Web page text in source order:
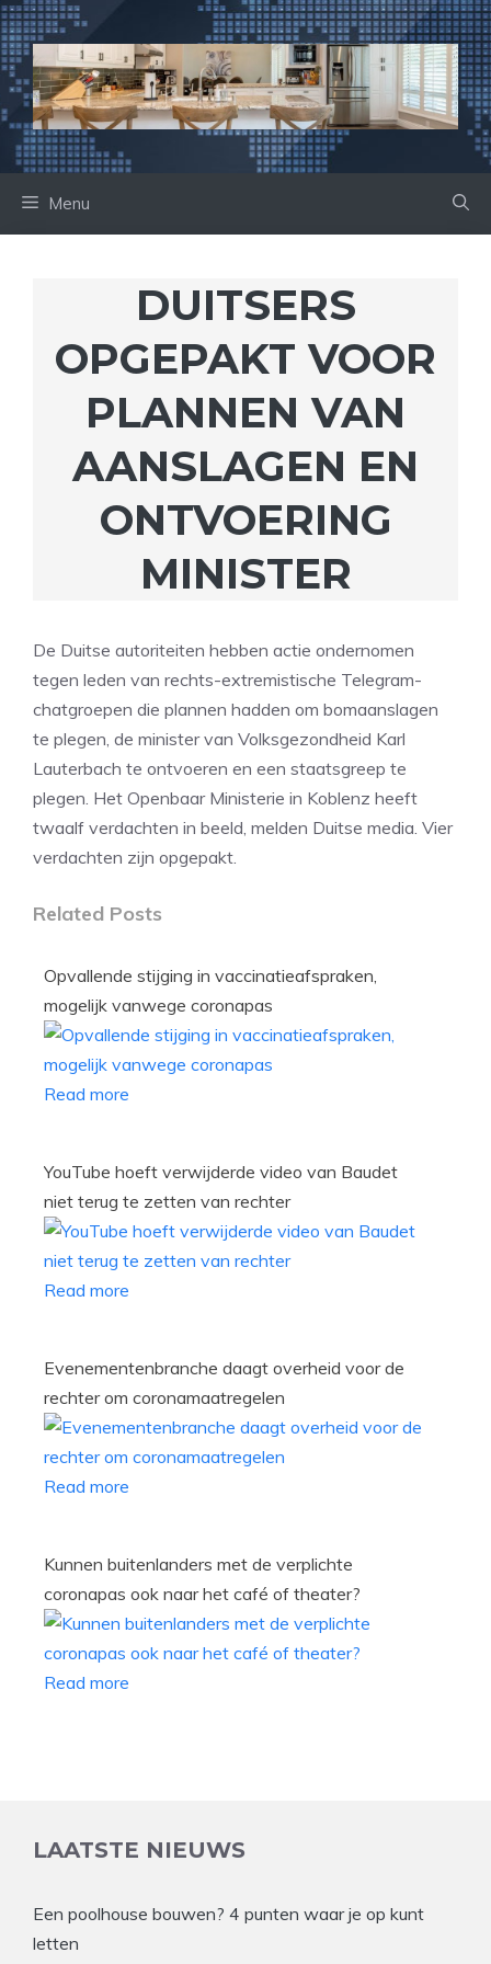
Ga
naar
de
inhoud
Menu
DUITSERS
OPGEPAKT VOOR
PLANNEN VAN
AANSLAGEN EN
ONTVOERING
MINISTER
De Duitse autoriteiten hebben actie ondernomen
tegen leden van rechts-extremistische Telegram-
chatgroepen die plannen hadden om bomaanslagen
te plegen, de minister van Volksgezondheid Karl
Lauterbach te ontvoeren en een staatsgreep te
plegen. Het Openbaar Ministerie in Koblenz heeft
twaalf verdachten in beeld, melden Duitse media. Vier
verdachten zijn opgepakt.
Related Posts
Opvallende stijging in vaccinatieafspraken,
mogelijk vanwege coronapas
Read more
YouTube hoeft verwijderde video van Baudet
niet terug te zetten van rechter
Read more
Evenementenbranche daagt overheid voor de
rechter om coronamaatregelen
Read more
Kunnen buitenlanders met de verplichte
coronapas ook naar het café of theater?
Read more
LAATSTE NIEUWS
Een poolhouse bouwen? 4 punten waar je op kunt
letten